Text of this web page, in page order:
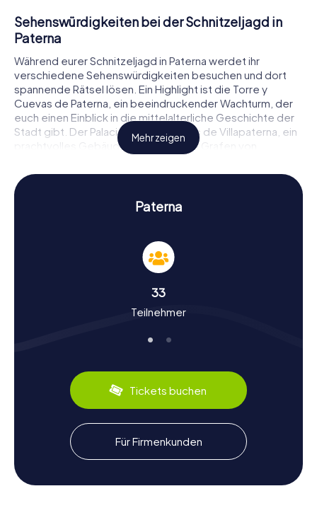
Sehenswürdigkeiten bei der Schnitzeljagd in
Paterna
Während eurer Schnitzeljagd in Paterna werdet ihr
verschiedene Sehenswürdigkeiten besuchen und dort
spannende Rätsel lösen. Ein Highlight ist die Torre y
Cuevas de Paterna, ein beeindruckender Wachturm, der
euch einen Einblick in die mittelalterliche Geschichte der
Stadt gibt. Der Palacio de los Condes de Villapaterna, ein
prachtvolles Gebäude, das einst den Grafen von
eurer Route. Ebenfalls sehenswert ist das Museo de
Cerámica de Paterna, wo ihr mehr über die lange Tradition
der Keramikherstellung in der Region erfahren könnt.
Diese und viele weitere Orte machen eure Schnitzeljagd
Geschichte und Kultur bei der Schnitzeljagd in
Bei unseren Schnitzeljagden in Paterna erfahrt ihr mehr
über die reiche Geschichte und Kultur der Stadt. Paterna
Römerzeit zurückreicht. Wusstet ihr, dass die Villa romana
Stätten der Region ist? Diese römische Villa bietet
faszinierende Einblicke in das Leben der Römer in dieser
Gegend. Auch die Iglesia de San Pedro, eine
wunderschöne Kirche aus dem 14. Jahrhundert, ist ein
Zeugnis der reichen Geschichte Paternas. Neben
historischen Fakten werdet ihr auch kulinarische
Spezialitäten entdecken, wie die berühmte Paella
Valenciana, die in dieser Region besonders authentisch
zubereitet wird.
Mehr zeigen
Paterna
33
Teilnehmer
Tickets buchen
Für Firmenkunden